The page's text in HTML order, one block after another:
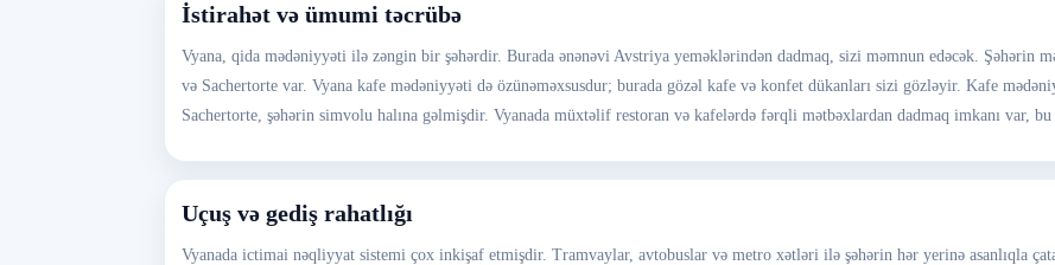
İstirahət və ümumi təcrübə
Vyana, qida mədəniyyəti ilə zəngin bir şəhərdir. Burada ənənəvi Avstriya yeməklərindən dadmaq, sizi məmnun edəcək. Şəhərin
və Sachertorte var. Vyana kafe mədəniyyəti də özünəməxsusdur; burada gözəl kafe və konfet dükanları sizi gözləyir. Kafe
Sachertorte, şəhərin simvolu halına gəlmişdir. Vyanada müxtəlif restoran və kafelərdə fərqli mətbəxlardan dadmaq imkanı var, bu
Uçuş və gediş rahatlığı
Vyanada ictimai nəqliyyat sistemi çox inkişaf etmişdir. Tramvaylar, avtobuslar və metro xətləri ilə şəhərin hər yerinə asanlıqla